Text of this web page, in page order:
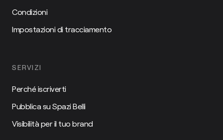
Condizioni
Impostazioni di tracciamento
SERVIZI
Perché iscriverti
Pubblica su Spazi Belli
Visibilità per il tuo brand